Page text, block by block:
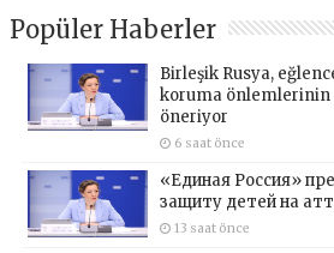
Popüler Haberler
Birleşik Rusya,
koruma
öneriyor
6 saat önce
«Единая Россия»
защиту детей на
13 saat önce